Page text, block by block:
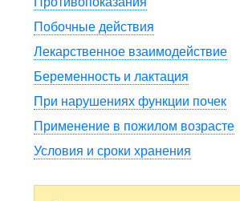
Побочные действия
Лекарственное взаимодействие
Беременность и лактация
При нарушениях функции почек
Применение в пожилом возрасте
Условия и сроки хранения